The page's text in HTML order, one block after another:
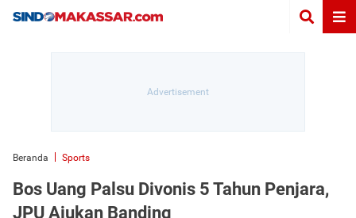
Beranda Sports
Bos Uang Palsu Divonis 5 Tahun Penjara,
JPU Ajukan Banding